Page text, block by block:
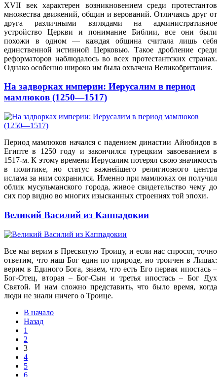
XVII век характерен возникновением среди протестантов
множества движений, общин и верований. Отличаясь друг от
друга различными взглядами на административное
устройство Церкви и понимание Библии, все они были
похожи в одном — каждая община считала лишь себя
единственной истинной Церковью. Такое дробление среди
реформаторов наблюдалось во всех протестантских странах.
Однако особенно широко им была охвачена Великобритания.
На задворках империи: Иерусалим в период
мамлюков (1250—1517)
Период мамлюков начался с падением династии Айюбидов в
Египте в 1250 году и закончился турецким завоеванием в
1517-м. К этому времени Иерусалим потерял свою значимость
в политике, но статус важнейшего религиозного центра
ислама за ним сохранился. Именно при мамлюках он получил
облик мусульманского города, живое свидетельство чему до
сих пор видно во многих изысканных строениях той эпохи.
Великий Василий из Каппадокии
Все мы верим в Пресвятую Троицу, и если нас спросят, точно
ответим, что наш Бог един по природе, но троичен в Лицах:
верим в Единого Бога, знаем, что есть Его первая ипостась –
Бог-Отец, вторая – Бог-Сын и третья ипостась – Бог Дух
Святой. И нам сложно представить, что было время, когда
люди не знали ничего о Троице.
В начало
Назад
1
2
3
4
5
6